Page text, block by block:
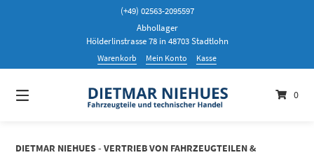
(+49) 02563-2095597
Abhollager
Hölderlinstrasse 78 in 48703 Stadtlohn
Warenkorb Mein Konto Kasse
0
DIETMAR NIEHUES - VERTRIEB VON FAHRZEUGTEILEN &